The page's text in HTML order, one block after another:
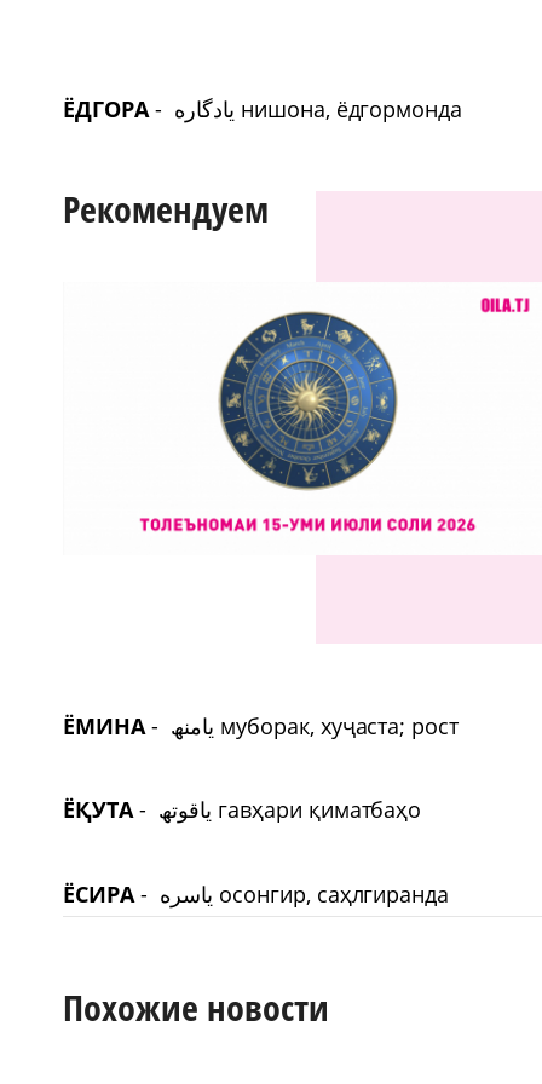
ЁДГОРА - یادگاره нишона, ёдгормонда
Рекомендуем
ЁМИНА- یامنھ муборак, хуҷаста; рост
ЁҚУТА- یاقوتھ гавҳари қиматбаҳо
ЁСИРА- یاسره осонгир, саҳлгиранда
Похожие новости